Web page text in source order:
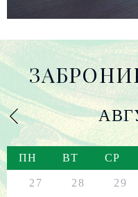
ПН ВТ СР
27 28 29